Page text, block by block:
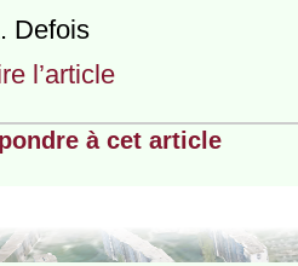
Defois
l’article
à cet article